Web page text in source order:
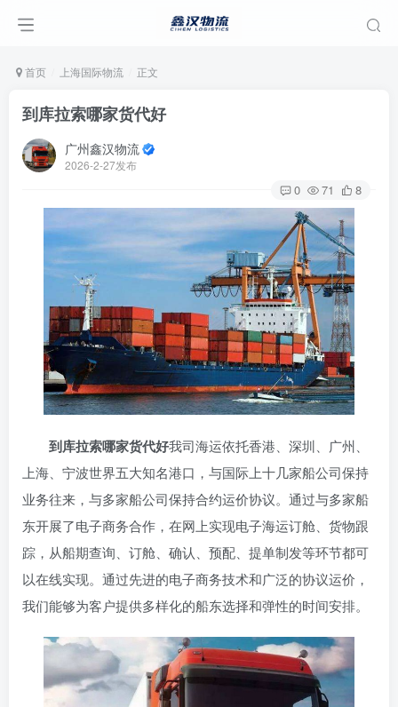
首页 上海国际物流 正文
到库拉索哪家货代好
广州鑫汉物流
2026-2-27发布
0 71 8
到库拉索哪家货代好我司海运依托香港、深圳、广州、
上海、宁波世界五大知名港口，与国际上十几家船公司保持
业务往来，与多家船公司保持合约运价协议。通过与多家船
东开展了电子商务合作，在网上实现电子海运订舱、货物跟
踪，从船期查询、订舱、确认、预配、提单制发等环节都可
以在线实现。通过先进的电子商务技术和广泛的协议运价，
我们能够为客户提供多样化的船东选择和弹性的时间安排。